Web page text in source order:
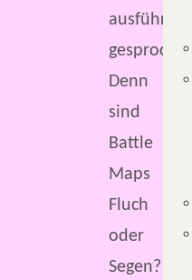
ausführlich
gesprochen.
Denn
sind
Battle
Maps
Fluch
oder
Segen?